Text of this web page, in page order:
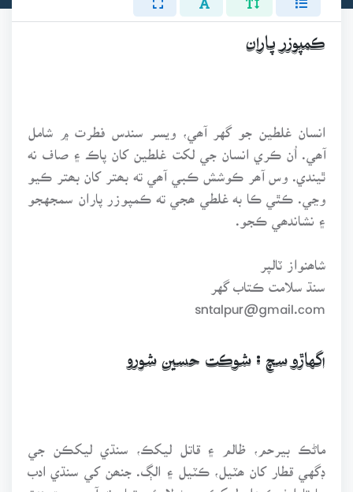
ڪمپوزر پاران
انسان غلطين جو گهر آھي، ويسر سندس فطرت ۾ شامل
آھي. اُن ڪري انسان جي لکت غلطين کان پاڪ ۽ صاف نه
ٿيندي. وس آھر ڪوشش ڪبي آھي ته بھتر کان بھتر ڪيو
وڃي. ڪٿي ڪا به غلطي ھجي ته ڪمپوزر پاران سمجهجو
۽ نشاندھي ڪجو.
شاھنواز ٽالپر
سنڌ سلامت ڪتاب گهر
sntalpur@gmail.com
اگهاڙو سچ : شوڪت حسين شورو
ماڻڪ بيرحم، ظالم ۽ قاتل ليکڪ، سنڌي ليکڪن جي
ڊگهي قطار کان ھٽيل، ڪٽيل ۽ الڳ. جنھن کي سنڌي ادب
جا تارا ٺيڪيدار ليکڪ مڃڻ لاءِ ئي تيار نه آھن ۽ پڙھندڙ